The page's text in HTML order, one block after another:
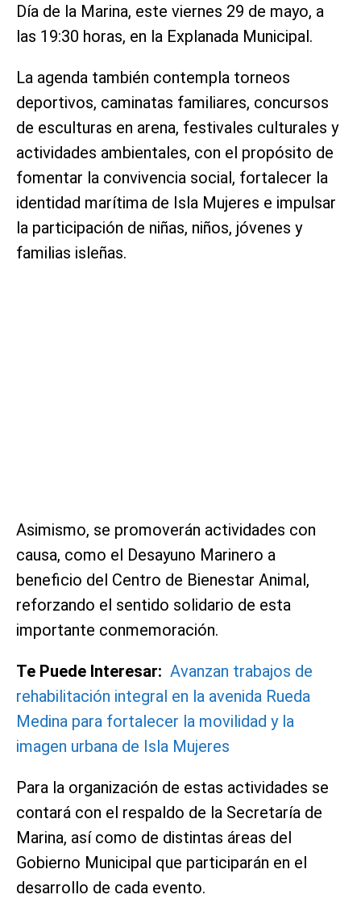
Día de la Marina, este viernes 29 de mayo, a
las 19:30 horas, en la Explanada Municipal.
La agenda también contempla torneos
deportivos, caminatas familiares, concursos
de esculturas en arena, festivales culturales y
actividades ambientales, con el propósito de
fomentar la convivencia social, fortalecer la
identidad marítima de Isla Mujeres e impulsar
la participación de niñas, niños, jóvenes y
familias isleñas.
Asimismo, se promoverán actividades con
causa, como el Desayuno Marinero a
beneficio del Centro de Bienestar Animal,
reforzando el sentido solidario de esta
importante conmemoración.
Te Puede Interesar: Avanzan trabajos de
rehabilitación integral en la avenida Rueda
Medina para fortalecer la movilidad y la
imagen urbana de Isla Mujeres
Para la organización de estas actividades se
contará con el respaldo de la Secretaría de
Marina, así como de distintas áreas del
Gobierno Municipal que participarán en el
desarrollo de cada evento.